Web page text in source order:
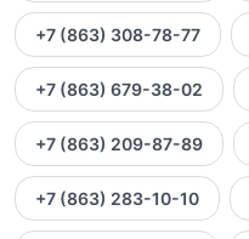
+7 (863) 308-78-77
+7 (863) 679-38-02
+7 (863) 209-87-89
+7 (863) 283-10-10